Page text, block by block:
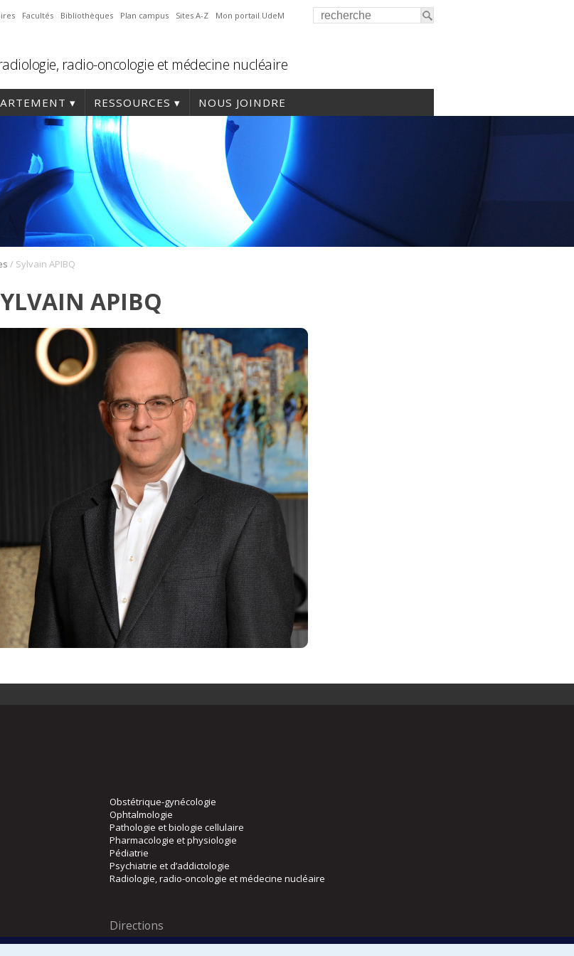
Facultés Bibliothèques Plan campus Sites A-Z Mon portail UdeM
radio-oncologie et médecine nucléaire
RESSOURCES NOUS JOINDRE
/ Sylvain APIBQ
APIBQ
Obstétrique-gynécologie
Ophtalmologie
Pathologie et biologie cellulaire
Pharmacologie et physiologie
Pédiatrie
Psychiatrie et d’addictologie
Radiologie, radio-oncologie et médecine nucléaire
Directions
DPC